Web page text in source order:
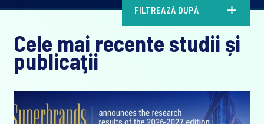
FILTREAZĂ DUPĂ
Cele mai recente studii și
publicaţii